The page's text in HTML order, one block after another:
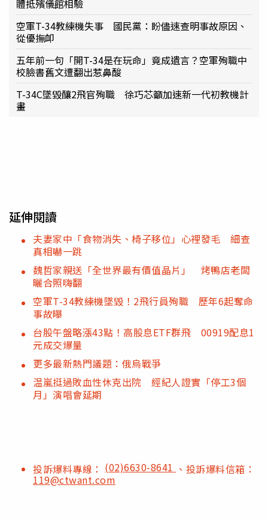
體抵殯儀館相驗
空軍T-34教練機失事 國民黨：盼儘速查明事故原因、
從優撫卹
五年前一句「開T-34是在玩命」竟成遺言？空軍殉職中
校臉書舊文遭翻出惹鼻酸
T-34C墜毀釀2飛官殉職 徐巧芯籲加速新一代初教機計
畫
延伸閱讀
夫妻家中「食物消失、椅子移位」心裡發毛 細查
真相嚇一跳
魏哲家親送「全世界最有價值晶片」 烤鴨店老闆
曬合照嗨翻
空軍T-34教練機墜毀！2飛行員殉職 歷年6起奪命
事故曝
台股午盤略漲43點！高股息ETF群飛 00919配息1
元成交爆量
更多最新熱門議題：俄烏戰爭
温嵐挺過敗血性休克出院 經紀人證實「停工3個
月」演唱會延期
投訴爆料專線： (02)6630-8641 、投訴爆料信箱：
119@ctwant.com